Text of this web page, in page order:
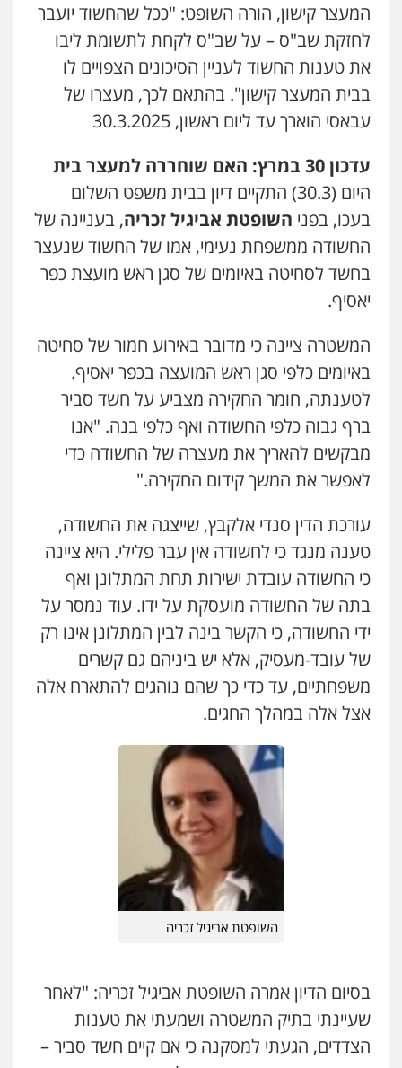
המעצר קישון, הורה השופט: "ככל שהחשוד יועבר
לחזקת שב"ס – על שב"ס לקחת לתשומת ליבו
את טענות החשוד לעניין הסיכונים הצפויים לו
בבית המעצר קישון". בהתאם לכך, מעצרו של
עבאסי הוארך עד ליום ראשון, 30.3.2025
עדכון 30 במרץ: האם שוחררה למעצר בית
היום (30.3) התקיים דיון בבית משפט השלום
בעכו, בפני השופטת אביגיל זכריה, בעניינה של
החשודה ממשפחת נעימי, אמו של החשוד שנעצר
בחשד לסחיטה באיומים של סגן ראש מועצת כפר
יאסיף.
המשטרה ציינה כי מדובר באירוע חמור של סחיטה
באיומים כלפי סגן ראש המועצה בכפר יאסיף.
לטענתה, חומר החקירה מצביע על חשד סביר
ברף גבוה כלפי החשודה ואף כלפי בנה. "אנו
מבקשים להאריך את מעצרה של החשודה כדי
לאפשר את המשך קידום החקירה."
עורכת הדין סנדי אלקבץ, שייצגה את החשודה,
טענה מנגד כי לחשודה אין עבר פלילי. היא ציינה
כי החשודה עובדת ישירות תחת המתלונן ואף
בתה של החשודה מועסקת על ידו. עוד נמסר על
ידי החשודה, כי הקשר בינה לבין המתלונן אינו רק
של עובד-מעסיק, אלא יש ביניהם גם קשרים
משפחתיים, עד כדי כך שהם נוהגים להתארח אלה
אצל אלה במהלך החגים.
השופטת אביגיל זכריה
בסיום הדיון אמרה השופטת אביגיל זכריה: "לאחר
שעיינתי בתיק המשטרה ושמעתי את טענות
הצדדים, הגעתי למסקנה כי אם קיים חשד סביר –
עו"ד אייל אביטל
פלילי פשיעה חמורה מעצרים וחקירות
0544712201
עו"ד רונן בנדל
משפט פלילי פשיעה חמורה פלילי
0524282442
כבריאן, מזר – משרד עורכי דין
פלילי מעצרים וחקירות
0543986802
עו"ד בועז קניג
פלילי משפחה כלכלי
0507003001
מנשה, אלמוג – עורכי דין
פלילי עבירות תנועה
עורכי דין לענייני אסירים מעצרים וחקירות
0546470989
0523647066
ויקי שמואל – משרד עו"ד